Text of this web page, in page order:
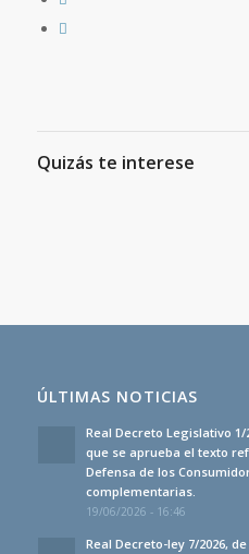
Quizás te interese
ÚLTIMAS NOTICIAS
Real Decreto Legislativo
que se aprueba el texto
Defensa de los
complementarias.
19/06/2026 - 16:46
Real Decreto-ley 7/2026,